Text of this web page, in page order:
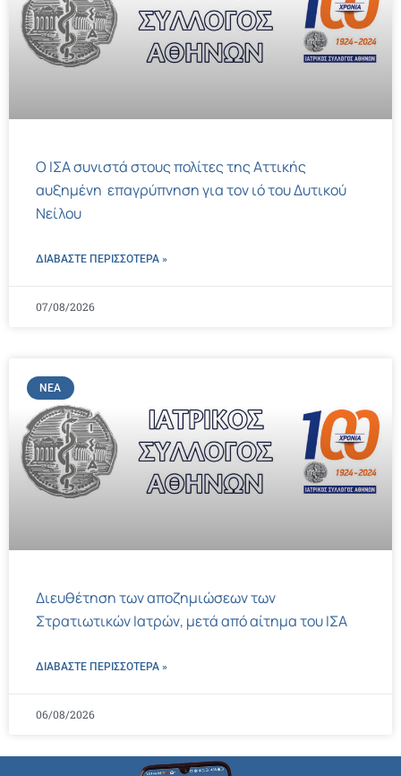
Ο ΙΣΑ συνιστά στους πολίτες της Αττικής
αυξημένη επαγρύπνηση για τον ιό του Δυτικού
Νείλου
ΔΙΑΒΑΣΤΕ ΠΕΡΙΣΣΌΤΕΡΑ »
07/08/2026
ΝΈΑ
Διευθέτηση των αποζημιώσεων των
Στρατιωτικών Ιατρών, μετά από αίτημα του ΙΣΑ
ΔΙΑΒΑΣΤΕ ΠΕΡΙΣΣΌΤΕΡΑ »
06/08/2026